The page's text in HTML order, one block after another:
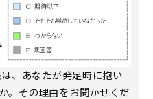
、あなたが発足時に抱い
。その理由をお聞かせくだ